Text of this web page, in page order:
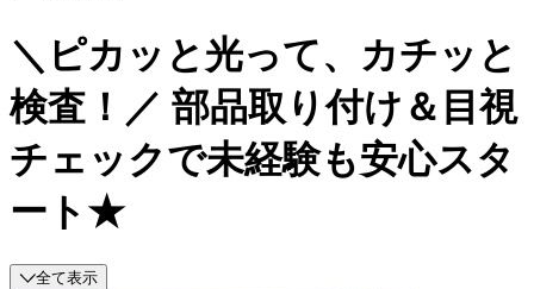
＼ピカッと光って、カチッと
検査！／ 部品取り付け＆目視
チェックで未経験も安心スタ
ート★
全て表示